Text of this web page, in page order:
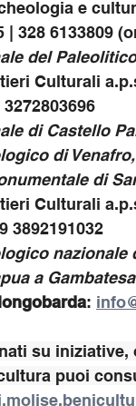
e
| 328 6133809
del
Culturali
di Castello
di Venafro,
di
Culturali
3892191032
nazionale
a
:
su
puoi